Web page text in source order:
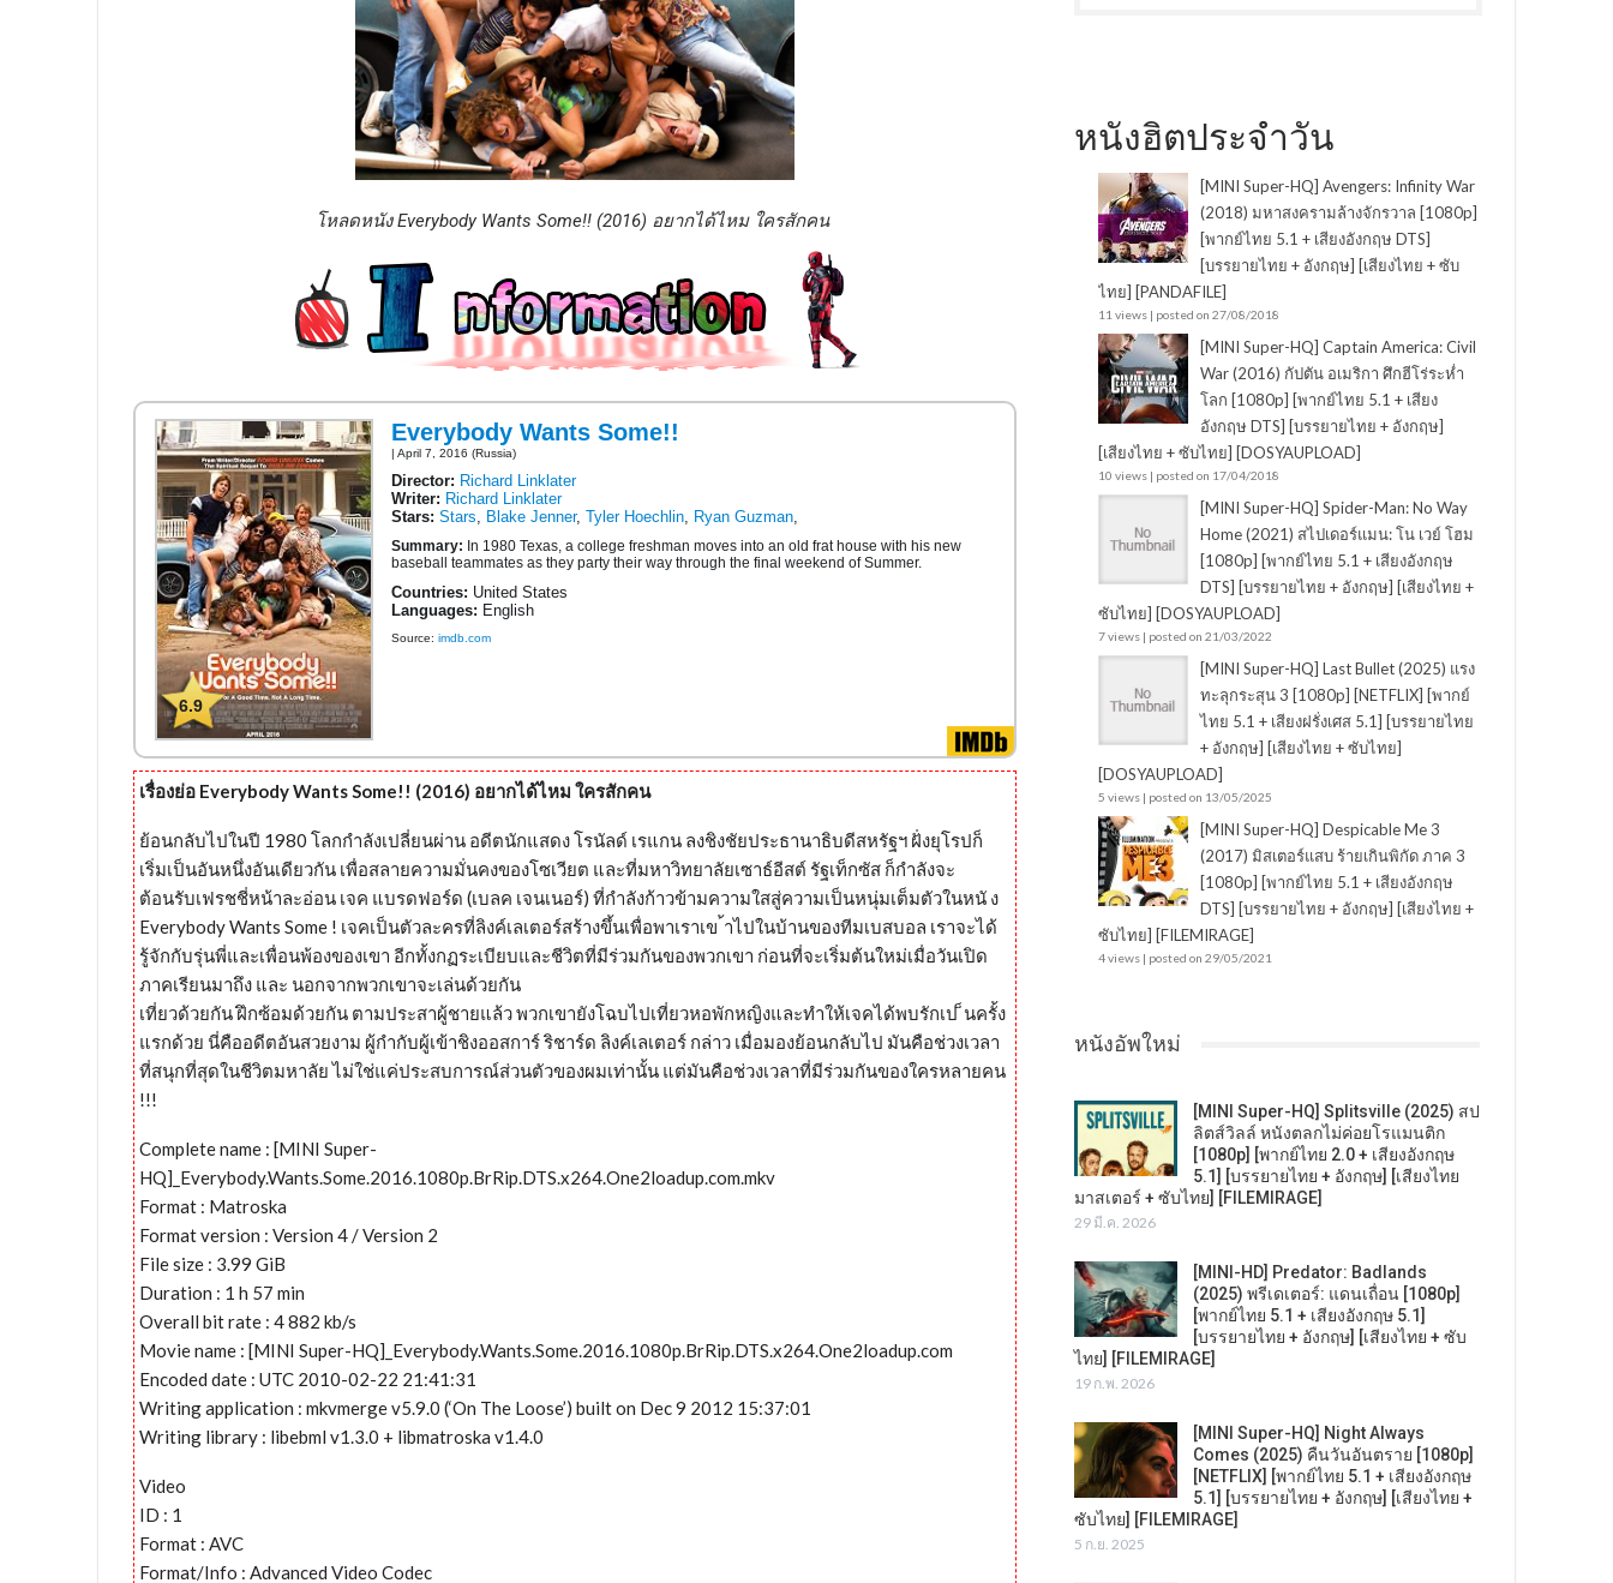
โหลดหนัง Everybody Wants Some!! (2016) อยากได้ไหม ใครสักคน
6.9
Everybody Wants Some!!
| April 7, 2016 (Russia)
Director: Richard Linklater
Writer: Richard Linklater
Stars: Stars Blake Jenner, Tyler Hoechlin Ryan Guzman
Summary: In 1980 Texas, a college freshman moves into an old frat house with his new
baseball teammates as they party their way through the final weekend of Summer.
Countries: United States
Languages: English
Source: imdb.com
เรื่องย่อ Everybody Wants Some!! (2016) อยากได้ไหม ใครสักคน
ย้อนกลับไปในปี 1980 โลกกำลังเปลี่ยนผ่าน อดีตนักแสดง โรนัลด์ เรแกน ลงชิงชัยประธานาธิบดีสหรัฐฯ ฝั่งยุโรปก็
เริ่มเป็นอันหนึ่งอันเดียวกัน เพื่อสลายความมั่นคงของโซเวียต และที่มหาวิทยาลัยเซาธ์อีสต์ รัฐเท็กซัส ก็กำลังจะ
ต้อนรับเฟรชชี่หน้าละอ่อน เจค แบรดฟอร์ด (เบลค เจนเนอร์) ที่กำลังก้าวข้ามความใสสู่ความเป็นหนุ่มเต็มตัวในหนั ง
Everybody Wants Some ! เจคเป็นตัวละครที่ลิงค์เลเตอร์สร้างขึ้นเพื่อพาเราเข ้าไปในบ้านของทีมเบสบอล เราจะได้
รู้จักกับรุ่นพี่และเพื่อนพ้องของเขา อีกทั้งกฏระเบียบและชีวิตที่มีร่วมกันของพวกเขา ก่อนที่จะเริ่มต้นใหม่เมื่อวันเปิด
ภาคเรียนมาถึง และ นอกจากพวกเขาจะเล่นด้วยกัน
เที่ยวด้วยกัน ฝึกซ้อมด้วยกัน ตามประสาผู้ชายแล้ว พวกเขายังโฉบไปเที่ยวหอพักหญิงและทำให้เจคได้พบรักเป ็นครั้ง
แรกด้วย นี่คืออดีตอันสวยงาม ผู้กำกับผู้เข้าชิงออสการ์ ริชาร์ด ลิงค์เลเตอร์ กล่าว เมื่อมองย้อนกลับไป มันคือช่วงเวลา
ที่สนุกที่สุดในชีวิตมหาลัย ไม่ใช่แค่ประสบการณ์ส่วนตัวของผมเท่านั้น แต่มันคือช่วงเวลาที่มีร่วมกันของใครหลายคน
!!!
Complete name : [MINI Super-
HQ]_Everybody.Wants.Some.2016.1080p.BrRip.DTS.x264.One2loadup.com.mkv
Format : Matroska
Format version : Version 4 / Version 2
File size : 3.99 GiB
Duration : 1 h 57 min
Overall bit rate : 4 882 kb/s
Movie name : [MINI Super-HQ]_Everybody.Wants.Some.2016.1080p.BrRip.DTS.x264.One2loadup.com
Encoded date : UTC 2010-02-22 21:41:31
Writing application : mkvmerge v5.9.0 (‘On The Loose’) built on Dec 9 2012 15:37:01
Writing library : libebml v1.3.0 + libmatroska v1.4.0
Video
ID : 1
Format : AVC
Format/Info : Advanced Video Codec
หนังฮิตประจำวัน
[MINI Super-HQ] Avengers: Infinity War
(2018) มหาสงครามล้างจักรวาล [1080p]
[พากย์ไทย 5.1 + เสียงอังกฤษ DTS]
[บรรยายไทย + อังกฤษ] [เสียงไทย + ซับ
ไทย] [PANDAFILE]
11 views| posted on 27/08/2018
[MINI Super-HQ] Captain America: Civil
War (2016) กัปตัน อเมริกา ศึกฮีโร่ระห่ำ
โลก [1080p] [พากย์ไทย 5.1 + เสียง
อังกฤษ DTS] [บรรยายไทย + อังกฤษ]
[เสียงไทย + ซับไทย] [DOSYAUPLOAD]
10 views| posted on 17/04/2018
[MINI Super-HQ] Spider-Man: No Way
Home (2021) สไปเดอร์แมน: โน เวย์ โฮม
[1080p] [พากย์ไทย 5.1 + เสียงอังกฤษ
DTS] [บรรยายไทย + อังกฤษ] [เสียงไทย +
ซับไทย] [DOSYAUPLOAD]
7 views| posted on 21/03/2022
[MINI Super-HQ] Last Bullet (2025) แรง
ทะลุกระสุน 3 [1080p] [NETFLIX] [พากย์
ไทย 5.1 + เสียงฝรั่งเศส 5.1] [บรรยายไทย
+ อังกฤษ] [เสียงไทย + ซับไทย]
[DOSYAUPLOAD]
5 views| posted on 13/05/2025
[MINI Super-HQ] Despicable Me 3
(2017) มิสเตอร์แสบ ร้ายเกินพิกัด ภาค 3
[1080p] [พากย์ไทย 5.1 + เสียงอังกฤษ
DTS] [บรรยายไทย + อังกฤษ] [เสียงไทย +
ซับไทย] [FILEMIRAGE]
4 views| posted on 29/05/2021
หนังอัพใหม่
[MINI Super-HQ] Splitsville (2025) สป
ลิตส์วิลล์ หนังตลกไม่ค่อยโรแมนติก
[1080p] [พากย์ไทย 2.0 + เสียงอังกฤษ
5.1] [บรรยายไทย + อังกฤษ] [เสียงไทย
มาสเตอร์ + ซับไทย] [FILEMIRAGE]
29 มี.ค. 2026
[MINI-HD] Predator: Badlands
(2025) พรีเดเตอร์: แดนเถื่อน [1080p]
[พากย์ไทย 5.1 + เสียงอังกฤษ 5.1]
[บรรยายไทย + อังกฤษ] [เสียงไทย + ซับ
ไทย] [FILEMIRAGE]
19 ก.พ. 2026
[MINI Super-HQ] Night Always
Comes (2025) คืนวันอันตราย [1080p]
[NETFLIX] [พากย์ไทย 5.1 + เสียงอังกฤษ
5.1] [บรรยายไทย + อังกฤษ] [เสียงไทย +
ซับไทย] [FILEMIRAGE]
5 ก.ย. 2025